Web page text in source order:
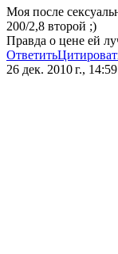
Моя после
200/2,8 второй ;)
Правда о цене ей
Ответить
26 дек. 2010 г.,